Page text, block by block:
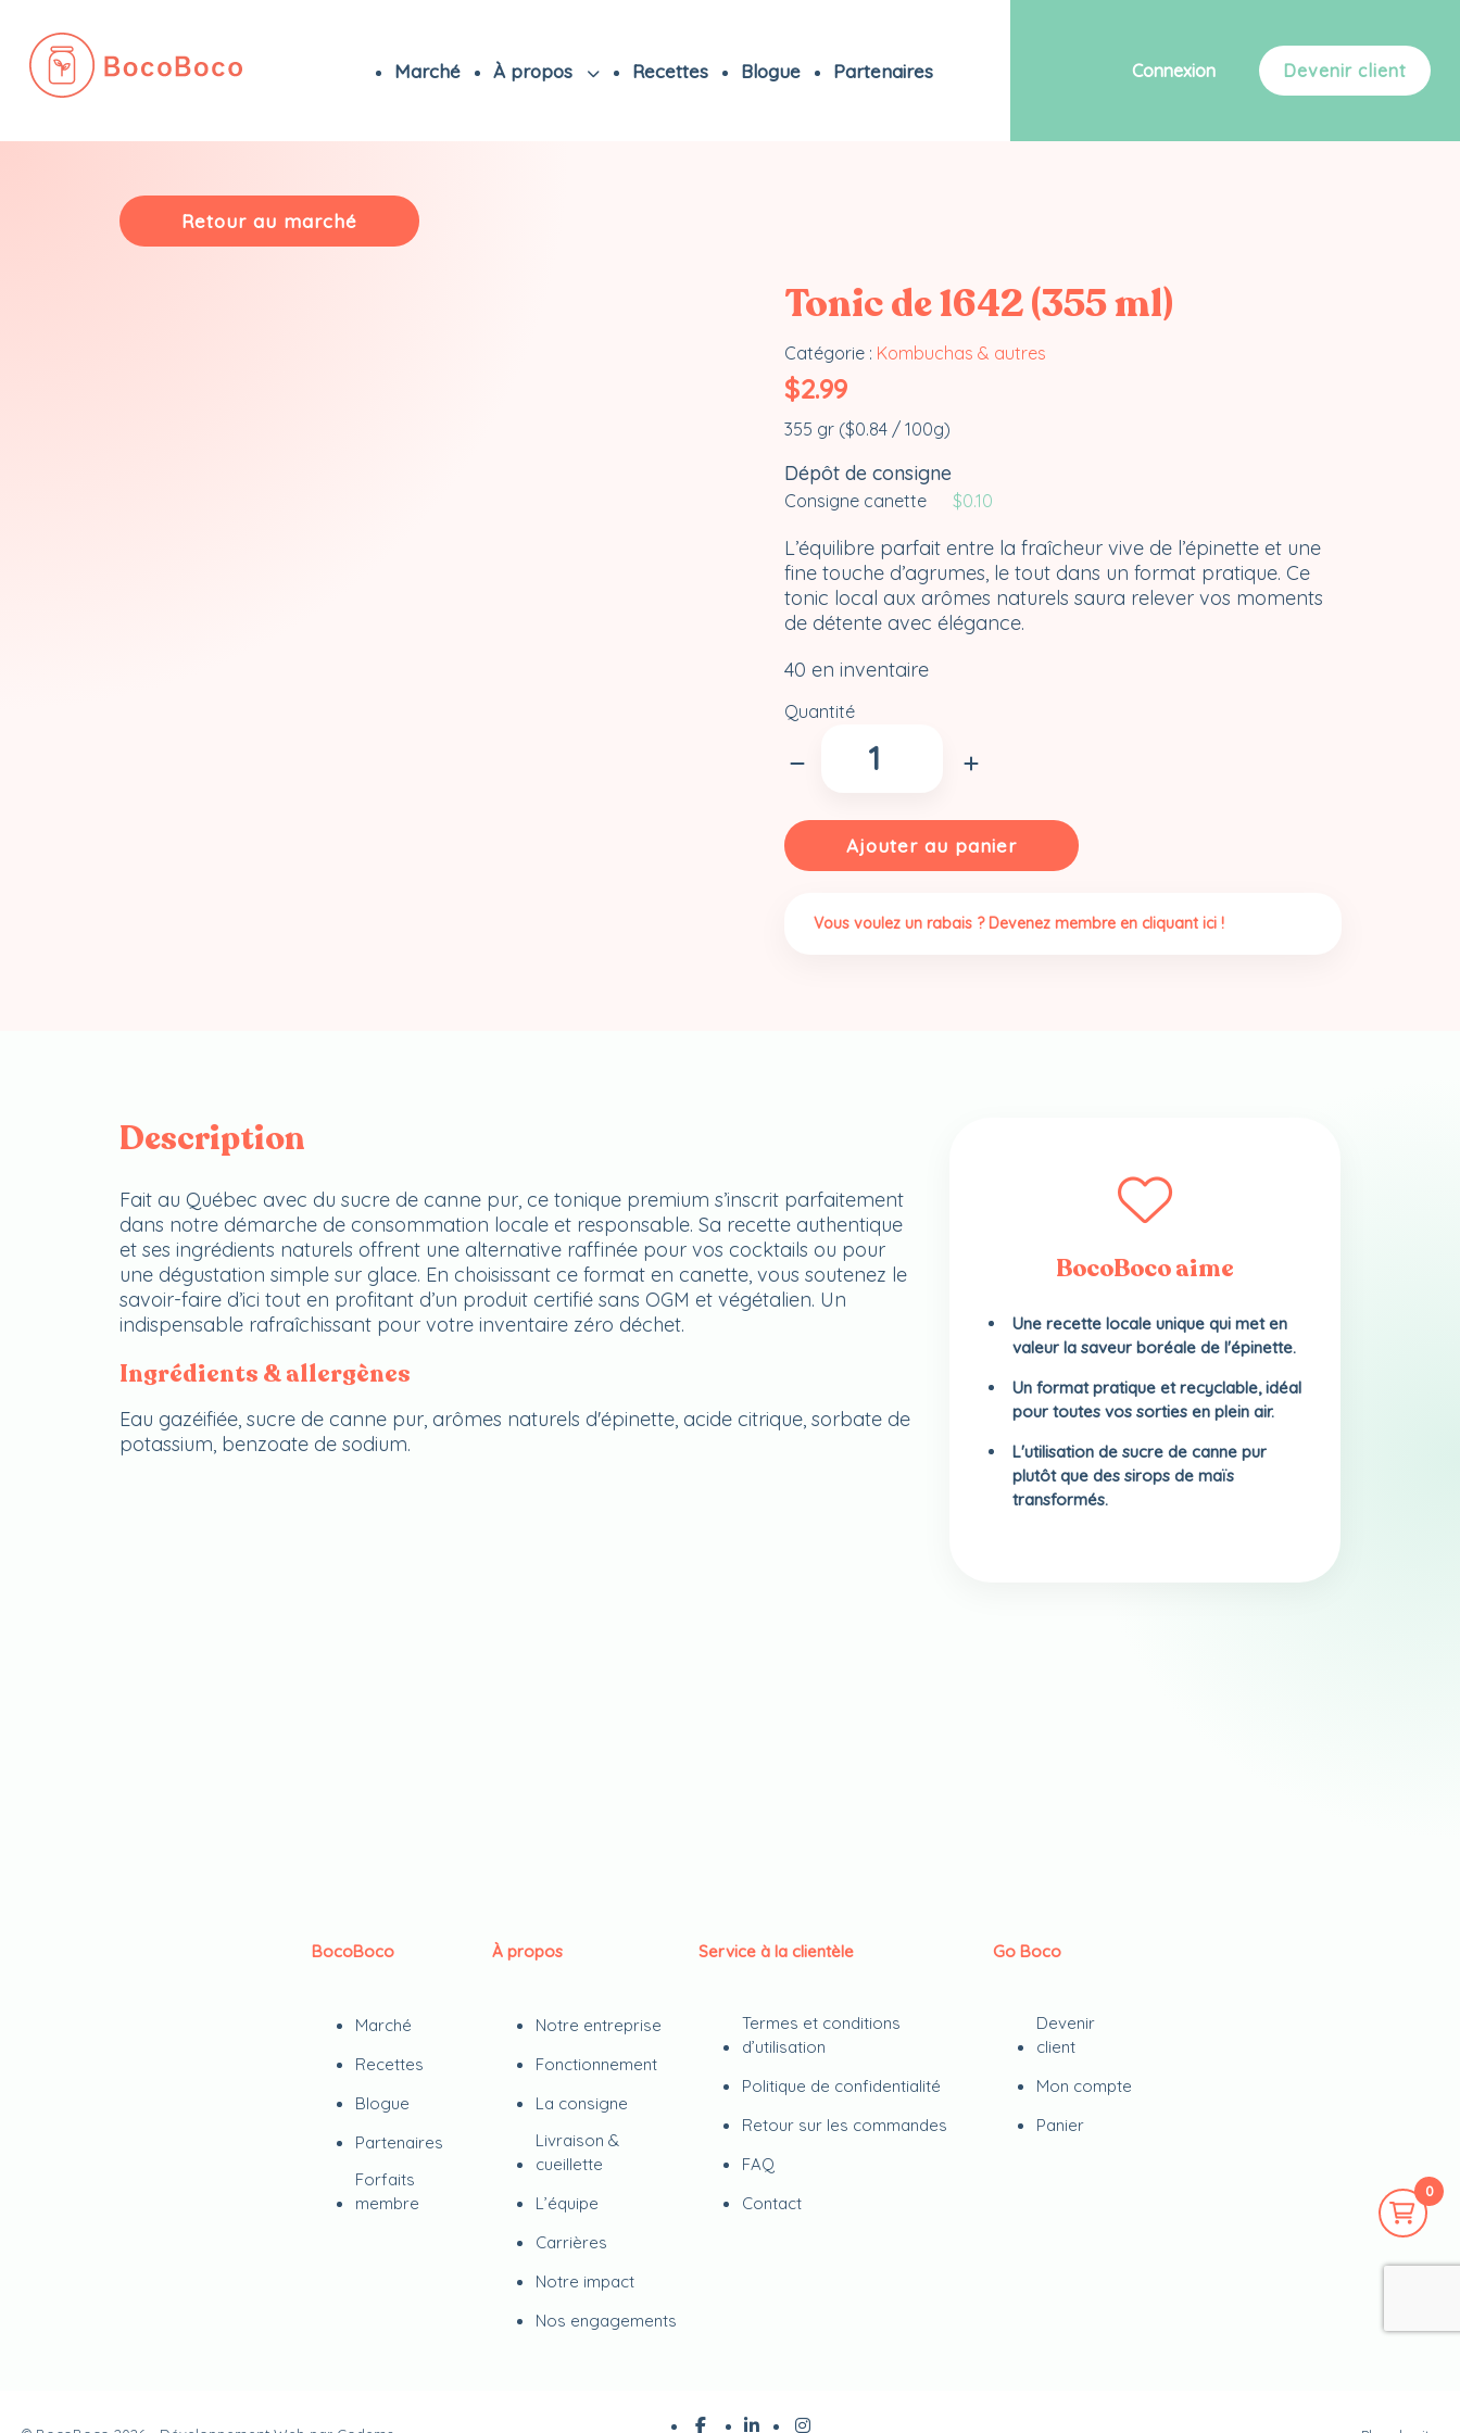
Marché À propos Recettes Blogue Partenaires Connexion Devenir client
0
Retour au marché
Tonic de 1642 (355 ml)
Catégorie : Kombuchas & autres
$2.99
355 gr ($0.84 / 100g)
Dépôt de consigne
Consigne canette $0.10
L’équilibre parfait entre la fraîcheur vive de l’épinette et une
fine touche d’agrumes, le tout dans un format pratique. Ce
tonic local aux arômes naturels saura relever vos moments
de détente avec élégance.
40 en inventaire
Quantité
de
1642
(355
Ajouter au panier
Vous voulez un rabais ? Devenez membre en cliquant ici !
Description
Fait au Québec avec du sucre de canne pur, ce tonique premium s’inscrit parfaitement
dans notre démarche de consommation locale et responsable. Sa recette authentique
et ses ingrédients naturels offrent une alternative raffinée pour vos cocktails ou pour
une dégustation simple sur glace. En choisissant ce format en canette, vous soutenez le
savoir-faire d’ici tout en profitant d’un produit certifié sans OGM et végétalien. Un
indispensable rafraîchissant pour votre inventaire zéro déchet.
Ingrédients & allergènes
Eau gazéifiée, sucre de canne pur, arômes naturels d'épinette, acide citrique, sorbate de
potassium, benzoate de sodium.
BocoBoco aime
Une recette locale unique qui met en
valeur la saveur boréale de l'épinette.
Un format pratique et recyclable, idéal
pour toutes vos sorties en plein air.
L'utilisation de sucre de canne pur
plutôt que des sirops de maïs
transformés.
BocoBoco
Marché
Recettes
Blogue
Partenaires
Forfaits
membre
À propos
Notre entreprise
Fonctionnement
La consigne
Livraison &
cueillette
L’équipe
Carrières
Notre impact
Nos engagements
Service à la clientèle
Termes et conditions
d’utilisation
Politique de confidentialité
Retour sur les commandes
FAQ
Contact
Go Boco
Devenir
client
Mon compte
Panier